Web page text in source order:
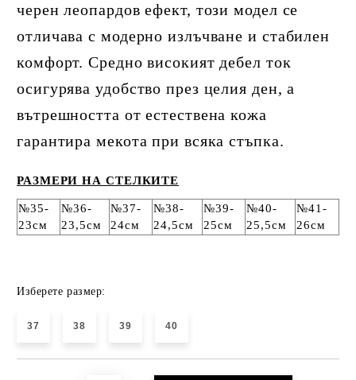
черен леопардов ефект, този модел се
отличава с модерно излъчване и стабилен
комфорт. Средно високият дебел ток
осигурява удобство през целия ден, а
вътрешността от естествена кожа
гарантира мекота при всяка стъпка.
РАЗМЕРИ НА СТЕЛКИТЕ
№35-
23см
№36-
23,5см
№37-
24см
№38-
24,5см
№39-
25см
№40-
25,5см
№41-
26см
Изберете размер:
37 38 39 40